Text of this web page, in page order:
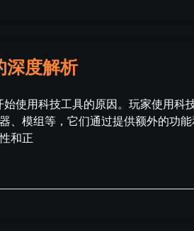
深度解析
使用科技工具的原因。玩家使用
、模组等，它们通过提供额外的功
和正